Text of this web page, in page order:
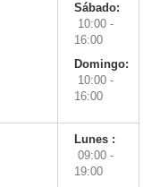
Sábado:
10:00 -
16:00
Domingo:
10:00 -
16:00
Lunes :
09:00 -
19:00